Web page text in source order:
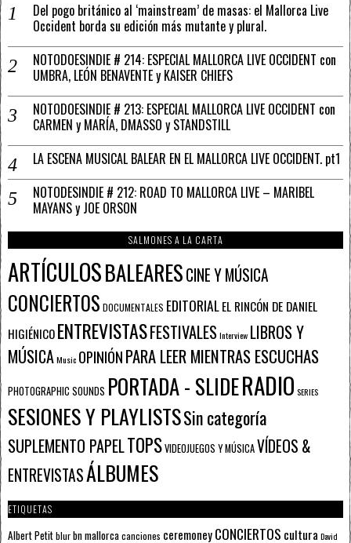
Del pogo británico al ‘mainstream’ de masas: el Mallorca Live
Occident borda su edición más mutante y plural.
NOTODOESINDIE # 214: ESPECIAL MALLORCA LIVE OCCIDENT con
UMBRA, LEÓN BENAVENTE y KAISER CHIEFS
NOTODOESINDIE # 213: ESPECIAL MALLORCA LIVE OCCIDENT con
CARMEN y MARÍA, DMASSO y STANDSTILL
LA ESCENA MUSICAL BALEAR EN EL MALLORCA LIVE OCCIDENT. pt1
NOTODESINDIE # 212: ROAD TO MALLORCA LIVE – MARIBEL
MAYANS y JOE ORSON
SALMONES A LA CARTA
ARTÍCULOSBALEARESCINE Y MÚSICA
CONCIERTOS DOCUMENTALES EDITORIALEL RINCÓN DE DANIEL
HIGIÉNICOENTREVISTASFESTIVALESInterview LIBROS Y
MÚSICAMusic OPINIÓNPARA LEER MIENTRAS ESCUCHAS
PHOTOGRAPHIC SOUNDS PORTADA - SLIDERADIO SERIES
SESIONES Y PLAYLISTSSin categoría
SUPLEMENTO PAPELTOPSVIDEOJUEGOS Y MÚSICAVÍDEOS &
ENTREVISTASÁLBUMES
ETIQUETAS
Albert Petitblurbn mallorcacanciones ceremoneyCONCIERTOS cultura David